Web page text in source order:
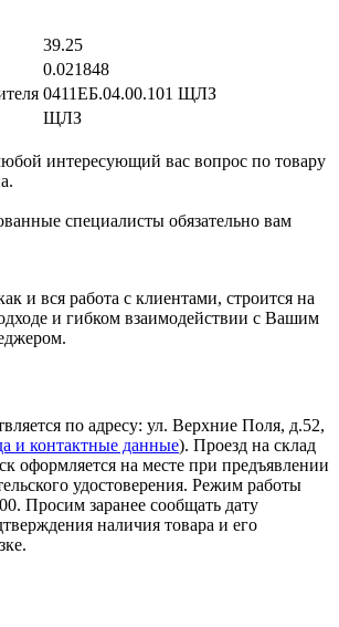
39.25
0.021848
0411EБ.04.00.101 ЩЛЗ
ЩЛЗ
интересующий вас вопрос по товару
специалисты обязательно вам
и вся работа с клиентами, строится на
и гибком взаимодействии с Вашим
по адресу: ул. Верхние Поля, д.52,
и контактные данные). Проезд на склад
оформляется на месте при предъявлении
удостоверения. Режим работы
Просим заранее сообщать дату
наличия товара и его